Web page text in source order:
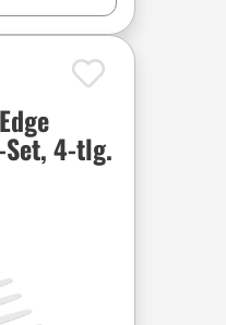
Set, 4-tlg.